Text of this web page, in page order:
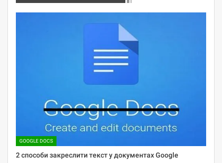
GOOGLE DOCS
2 способи закреслити текст у документах Google